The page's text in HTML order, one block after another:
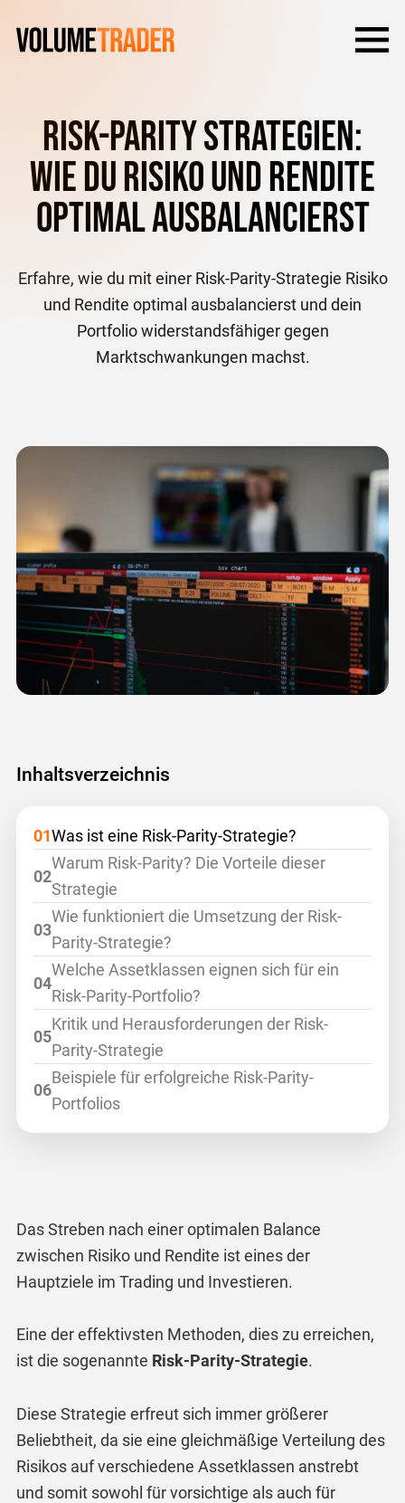
Risk-Parity Strategien:
Wie du Risiko und Rendite
optimal ausbalancierst
Erfahre, wie du mit einer Risk-Parity-Strategie Risiko
und Rendite optimal ausbalancierst und dein
Portfolio widerstandsfähiger gegen
Marktschwankungen machst.
Inhaltsverzeichnis
Was ist eine Risk-Parity-Strategie?
Warum Risk-Parity? Die Vorteile dieser
Strategie
Wie funktioniert die Umsetzung der Risk-
Parity-Strategie?
Welche Assetklassen eignen sich für ein
Risk-Parity-Portfolio?
Kritik und Herausforderungen der Risk-
Parity-Strategie
Beispiele für erfolgreiche Risk-Parity-
Portfolios
Das Streben nach einer optimalen Balance
zwischen Risiko und Rendite ist eines der
Hauptziele im Trading und Investieren.
Eine der effektivsten Methoden, dies zu erreichen,
ist die sogenannte Risk-Parity-Strategie.
Diese Strategie erfreut sich immer größerer
Beliebtheit, da sie eine gleichmäßige Verteilung des
Risikos auf verschiedene Assetklassen anstrebt
und somit sowohl für vorsichtige als auch für